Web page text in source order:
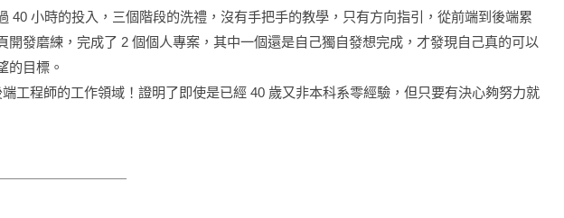
40 小時的投入，三個階段的洗禮，沒有手把手的教學，只有方向指引，從前端到後端累
開發磨練，完成了 2 個個人專案，其中一個還是自己獨自發想完成，才發現自己真的可以
的目標。
工程師的工作領域！證明了即使是已經 40 歲又非本科系零經驗，但只要有決心夠努力就